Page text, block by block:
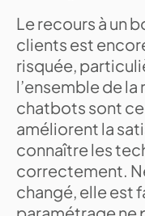
Le recours à un
clients est
risquée,
l’ensemble de
chatbots sont
améliorent la
connaître les
correctement.
changé, elle est